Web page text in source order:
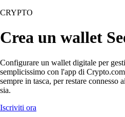
CRYPTO
Crea un wallet
Configurare un wallet digitale per
semplicissimo con l'app di
sempre in tasca, per restare
sia.
Iscriviti ora